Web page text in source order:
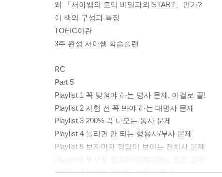
왜 「서아쌤의 토익 비밀과외 START」인가?
이 책의 구성과 특징
TOEIC이란
3주 완성 서아쌤 학습플랜
RC
Part 5
Playlist 1 꼭 맞혀야 하는 명사 문제, 이걸로 끝!
Playlist 2 시험 전 꼭 봐야 하는 대명사 문제
Playlist 3 200% 꼭 나오는 동사 문제
Playlist 4 틀리면 안 되는 형용사/부사 문제
Playlist 5 보자마자 정답이 보이는 전치사 문제
Playlist 7 외우면 3초 컷, 준동사 문제